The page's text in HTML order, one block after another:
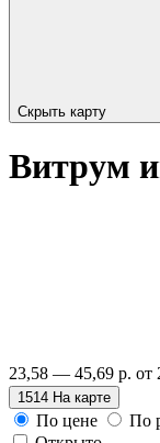
Скрыть карту
Витрум
23,58 — 45,69 р. от
1514 На карте
По цене
По